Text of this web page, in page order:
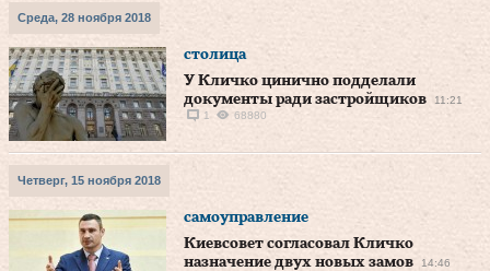
Среда, 28 ноября 2018
столица
У Кличко цинично подделали
документы ради застройщиков
11:21
1
68880
Четверг, 15 ноября 2018
самоуправление
Киевсовет согласовал Кличко
назначение двух новых замов
14:46